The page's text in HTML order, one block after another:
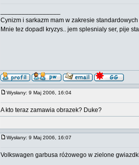
Cynizm i sarkazm mam w zakresie
Mnie tez dopadl kryzys.. jem splesnialy ser, pije
Wysłany: 9 Maj 2006, 16:04
A kto teraz zamawia obrazek? Duke?
Wysłany: 9 Maj 2006, 16:07
Volkswagen garbusa różowego w zielone